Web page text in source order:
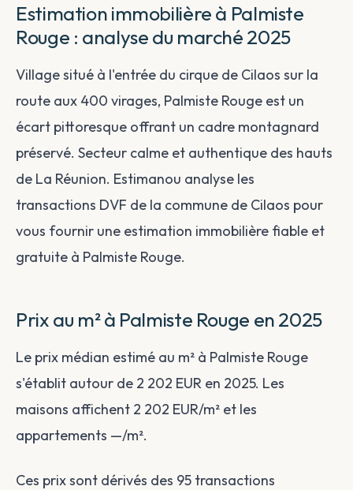
Estimation immobilière à Palmiste
Rouge : analyse du marché 2025
Village situé à l'entrée du cirque de Cilaos sur la
route aux 400 virages, Palmiste Rouge est un
écart pittoresque offrant un cadre montagnard
préservé. Secteur calme et authentique des hauts
de La Réunion. Estimanou analyse les
transactions DVF de la commune de Cilaos pour
vous fournir une estimation immobilière fiable et
gratuite à Palmiste Rouge.
Prix au m² à Palmiste Rouge en 2025
Le prix médian estimé au m² à Palmiste Rouge
s'établit autour de 2 202 EUR en 2025. Les
maisons affichent 2 202 EUR/m² et les
appartements —/m².
Ces prix sont dérivés des 95 transactions